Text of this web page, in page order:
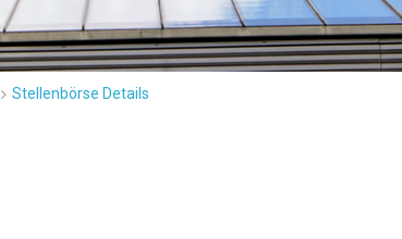
Stellenbörse Details